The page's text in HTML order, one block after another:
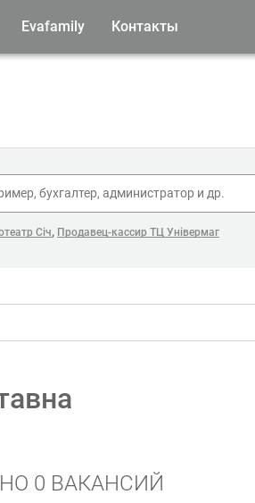
Evafamily Контакты
Січ, Продавец-кассир ТЦ Універмаг
0 ВАКАНСИЙ